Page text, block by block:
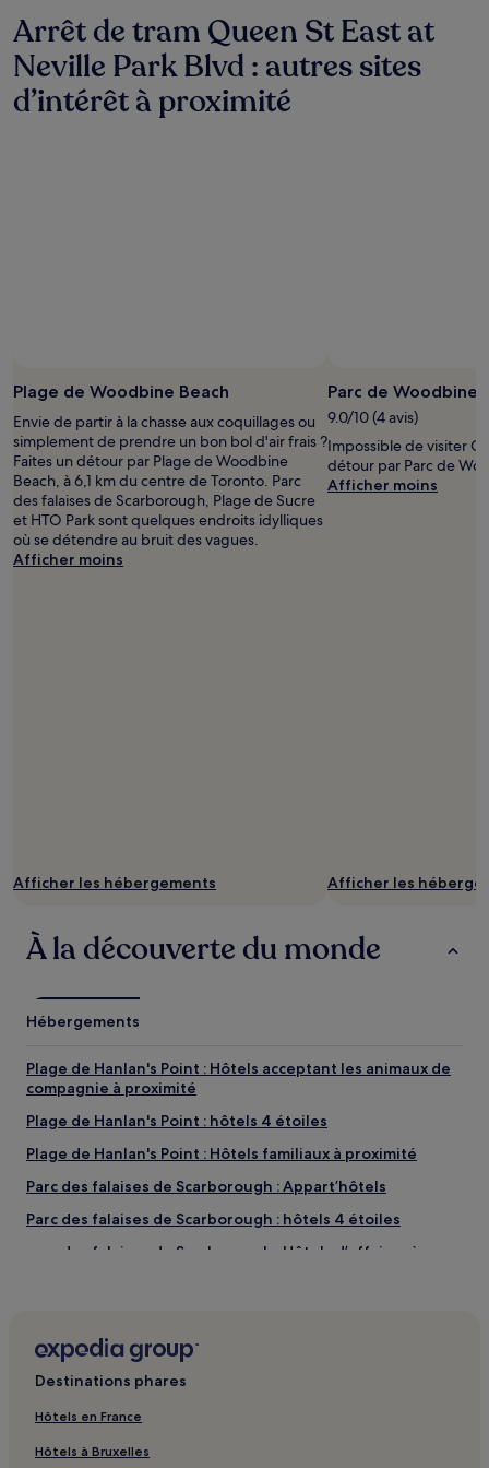
Arrêt de tram Queen St East at
Neville Park Blvd : autres sites
d’intérêt à proximité
Plage de Woodbine Beach
Envie de partir à la chasse aux coquillages ou
simplement de prendre un bon bol d'air frais ?
Faites un détour par Plage de Woodbine
Beach, à 6,1 km du centre de Toronto. Parc
des falaises de Scarborough, Plage de Sucre
et HTO Park sont quelques endroits idylliques
où se détendre au bruit des vagues.
Afficher moins
Afficher les hébergements
Parc de Woodbine
9.0/10 (4 avis)
Impossible de visiter
détour par Parc de
Afficher moins
Afficher les
À la découverte du monde
Hébergements
Plage de Hanlan's Point : Hôtels acceptant les animaux de
compagnie à proximité
Plage de Hanlan's Point : hôtels 4 étoiles
Plage de Hanlan's Point : Hôtels familiaux à proximité
Parc des falaises de Scarborough : Appart’hôtels
Parc des falaises de Scarborough : hôtels 4 étoiles
Parc des falaises de Scarborough : Hôtels d’affaires à
Parc des falaises de Scarborough : Hôtels familiaux à
proximité
Plage de Woodbine Beach : Hôtels avec parking à
proximité
Plage de Woodbine Beach : Maison d’hôtes
Destinations phares
Hôtels en France
Hôtels à Bruxelles